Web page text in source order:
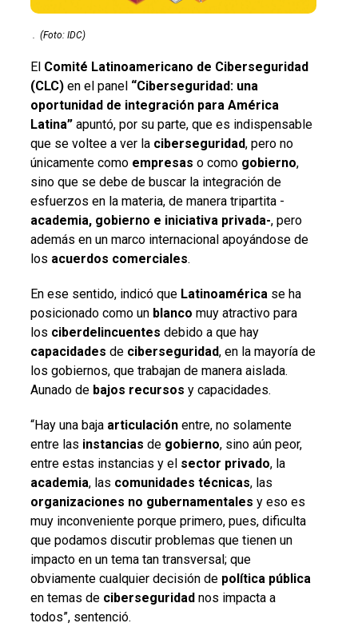
. (Foto: IDC)
El Comité Latinoamericano de Ciberseguridad
(CLC) en el panel “Ciberseguridad: una
oportunidad de integración para América
Latina”apuntó, por su parte, que es indispensable
que se voltee a ver la ciberseguridad, pero no
únicamente como empresas o como gobierno,
sino que se debe de buscar la integración de
esfuerzos en la materia, de manera tripartita -
academia, gobierno e iniciativa privada-, pero
además en un marco internacional apoyándose de
los acuerdos comerciales.
En ese sentido, indicó que Latinoaméricase ha
posicionado como un blanco muy atractivo para
los ciberdelincuentes debido a que hay
capacidades de ciberseguridad, en la mayoría de
los gobiernos, que trabajan de manera aislada.
Aunado de bajos recursos y capacidades.
“Hay una baja articulaciónentre, no solamente
entre las instancias de gobierno, sino aún peor,
entre estas instancias y el sector privado, la
academia, las comunidades técnicas, las
organizaciones no gubernamentales y eso es
muy inconveniente porque primero, pues, dificulta
que podamos discutir problemas que tienen un
impacto en un tema tan transversal; que
obviamente cualquier decisión de política pública
en temas de ciberseguridadnos impacta a
todos”, sentenció.